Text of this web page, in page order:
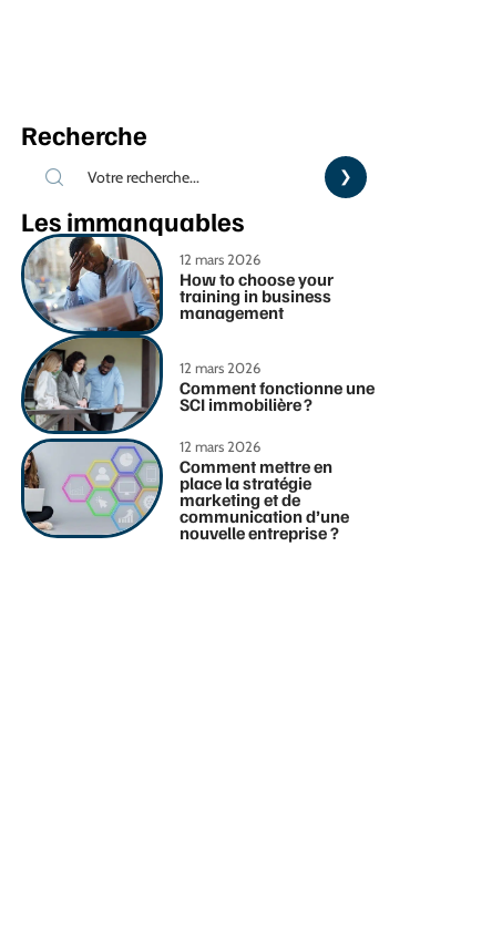
Recherche
Les immanquables
12 mars 2026
How to choose your
training in business
management
12 mars 2026
Comment fonctionne une
SCI immobilière ?
12 mars 2026
Comment mettre en
place la stratégie
marketing et de
communication d’une
nouvelle entreprise ?